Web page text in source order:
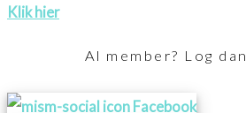
Klik hier
Al member? Log dan